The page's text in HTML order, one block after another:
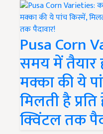
Pusa Corn
समय में तैयार
मक्का की ये
मिलती है
क्विंटल तक